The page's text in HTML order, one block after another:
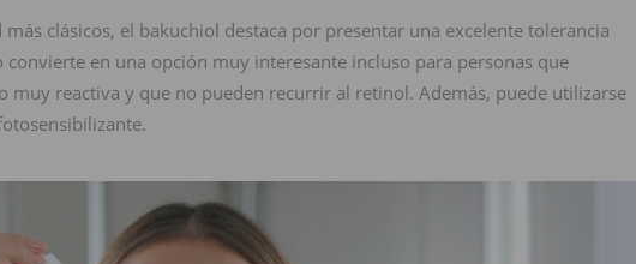
clásicos, el bakuchiol destaca por presentar una excelente tolerancia
en una opción muy interesante incluso para personas que
muy reactiva y que no pueden recurrir al retinol. Además, puede utilizarse